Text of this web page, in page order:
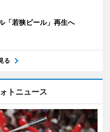
「若狭ビール」再生へ
る
トニュース